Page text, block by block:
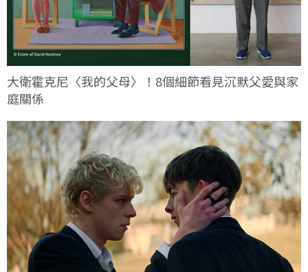
大衛霍克尼〈我的父母〉！8個細節看見沉默父愛與家
庭關係